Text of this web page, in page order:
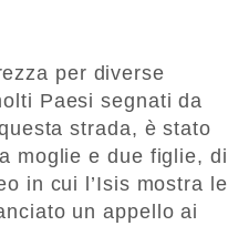
per diverse
Paesi segnati da
strada, è stato
moglie e due figlie, di
in cui l’Isis mostra le
un appello ai